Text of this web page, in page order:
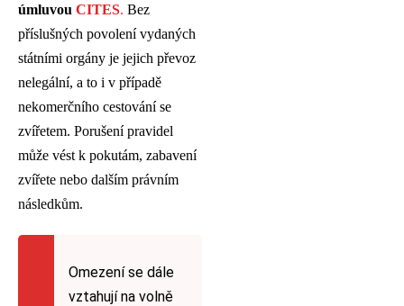
úmluvou CITES. Bez
příslušných povolení vydaných
státními orgány je jejich převoz
nelegální, a to i v případě
nekomerčního cestování se
zvířetem. Porušení pravidel
může vést k pokutám, zabavení
zvířete nebo dalším právním
následkům.
Omezení se dále
vztahují na volně